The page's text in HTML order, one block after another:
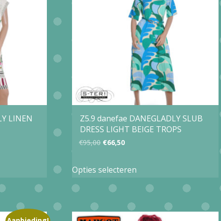
optie
kan
gekozen
worden
op
de
productpagina
LINEN
Z5.9 danefae DANEGLADLY SLUB
DRESS LIGHT BEIGE TROPS
€95,00 Oorspronkelijke
was:
€95,00.
€66,50Huidige
is:
€66,50.
Opties selecteren
heeft
meerdere